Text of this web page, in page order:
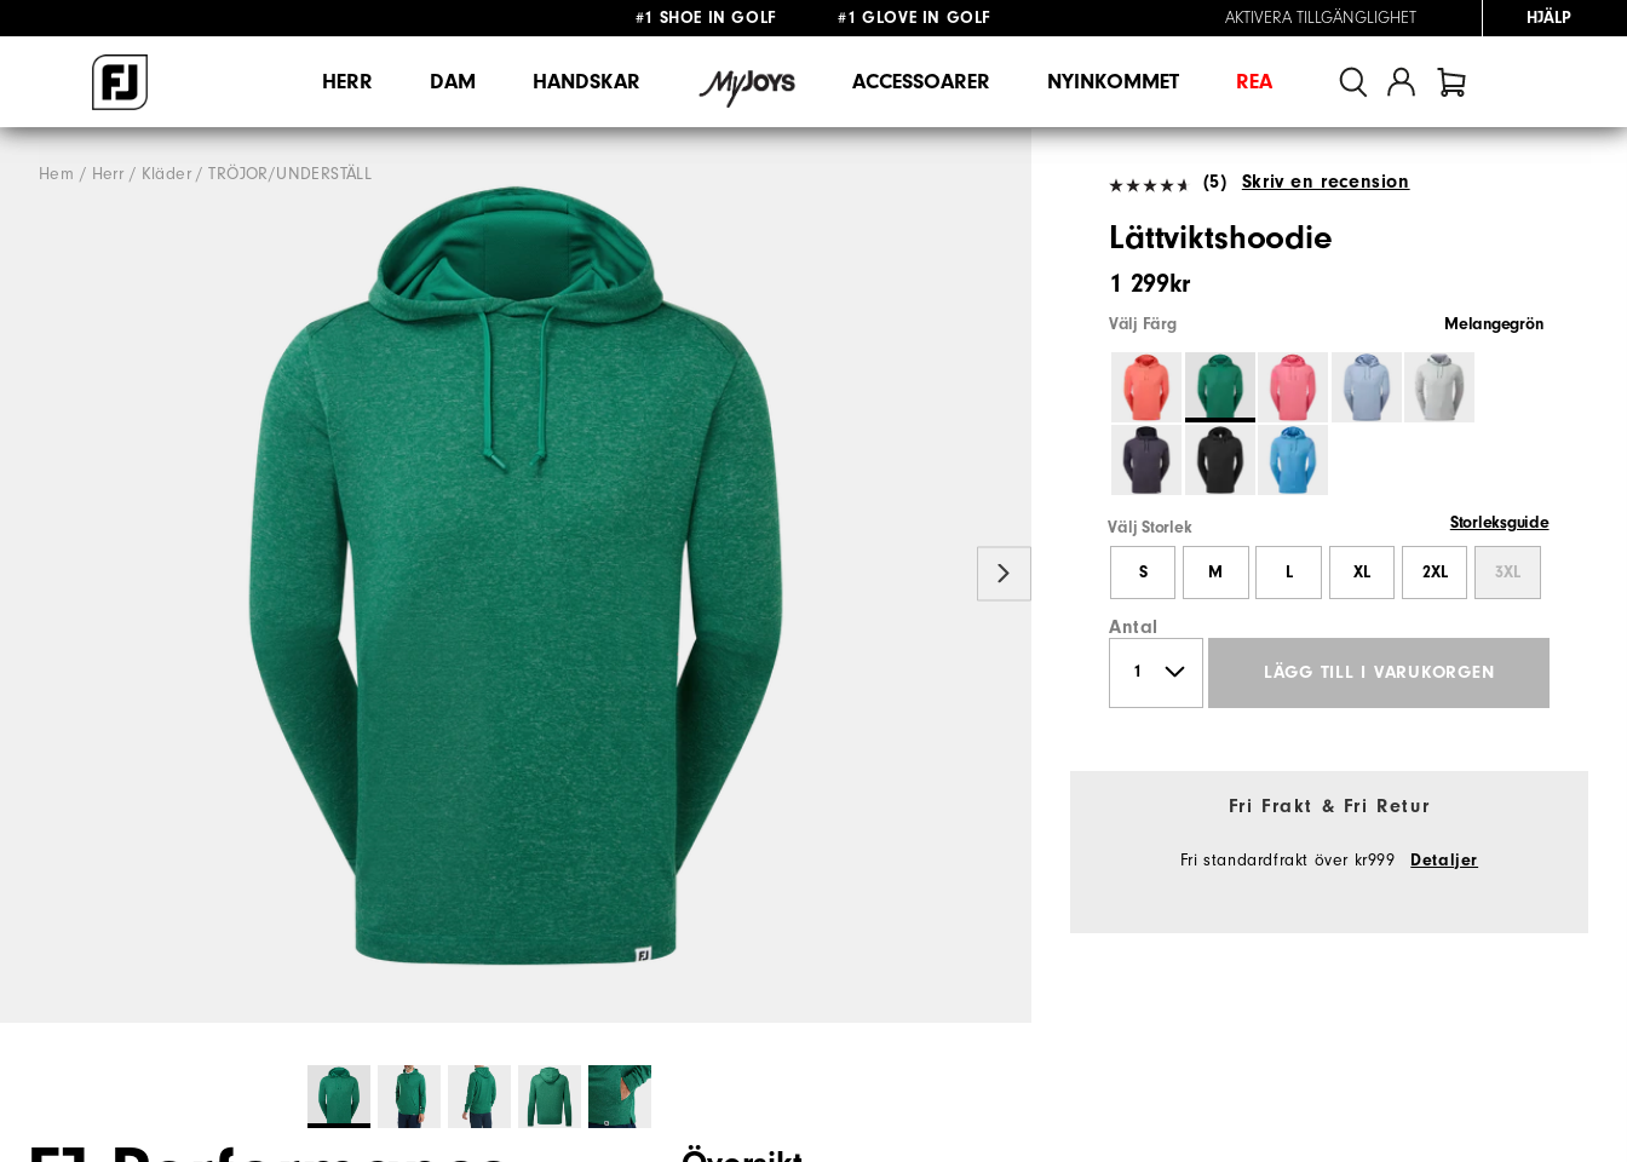
#1 SHOE IN GOLF #1 GLOVE IN GOLF
AKTIVERA TILLGÄNGLIGHET HJÄLP
HERR DAM HANDSKAR ACCESSOARER NYINKOMMET REA
Hem Herr Kläder TRÖJOR/UNDERSTÄLL (5) Skriv en recension
Lättviktshoodie
1 299kr
Välj Färg Melangegrön
Välj Storlek Storleksguide
S M L XL 2XL 3XL
Antal
LÄGG TILL I VARUKORGEN
Fri Frakt & Fri Retur
Fri standardfrakt över kr999 Detaljer